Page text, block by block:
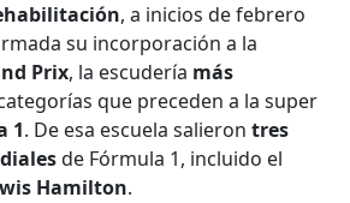
, a inicios de febrero
su incorporación a la
Prix, la escudería más
que preceden a la super
1. De esa escuela salierontres
de Fórmula 1, incluido el
Hamilton.